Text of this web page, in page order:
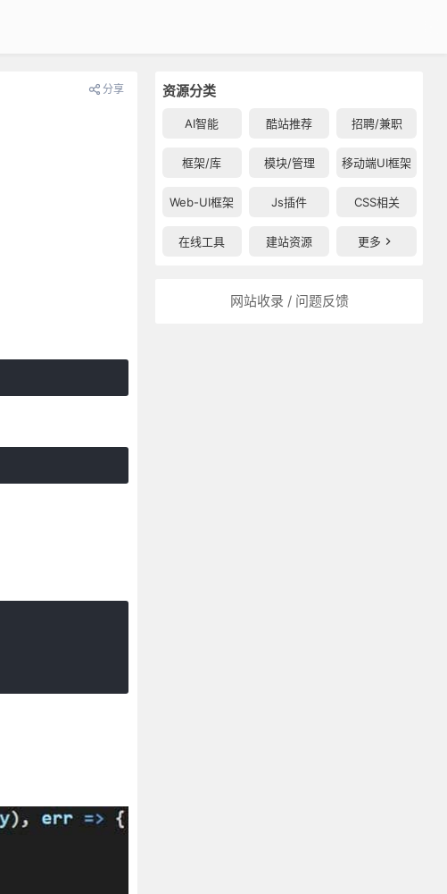
资源分类
AI智能 酷站推荐 招聘/兼职
框架/库 模块/管理 移动端UI框架
Web-UI框架 Js插件 CSS相关
在线工具 建站资源 更多
网站收录 / 问题反馈
分享